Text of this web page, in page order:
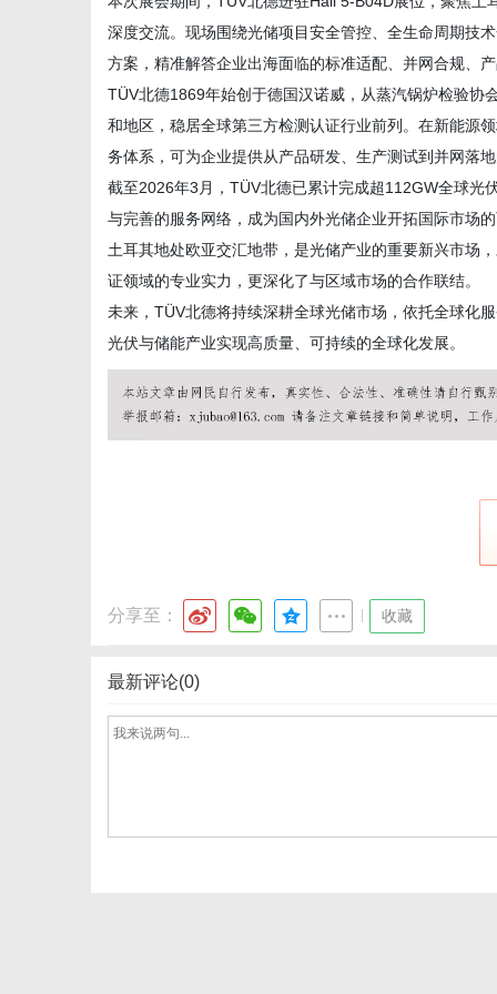
深度交流。现场围绕光储项目安全管控、全生命周期技
方案，精准解答企业出海面临的标准适配、并网合规、
TÜV北德1869年始创于德国汉诺威，从蒸汽锅炉检验协
和地区，稳居全球第三方检测认证行业前列。在新能源
务体系，可为企业提供从产品研发、生产测试到并网落
截至2026年3月，TÜV北德已累计完成超112GW全球光
与完善的服务网络，成为国内外光储企业开拓国际市场
土耳其地处欧亚交汇地带，是光储产业的重要新兴市场
证领域的专业实力，更深化了与区域市场的合作联结。
未来，TÜV北德将持续深耕全球光储市场，依托全球化
光伏与储能产业实现高质量、可持续的全球化发展。
分享至： 收藏
最新评论(0)